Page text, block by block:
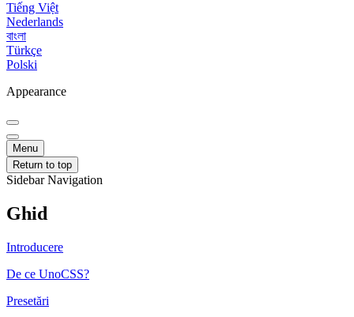
Tiếng Việt
Nederlands
বাংলা
Türkçe
Polski
Appearance
Menu
Return to top
Sidebar Navigation
Ghid
Introducere
De ce UnoCSS?
Presetări